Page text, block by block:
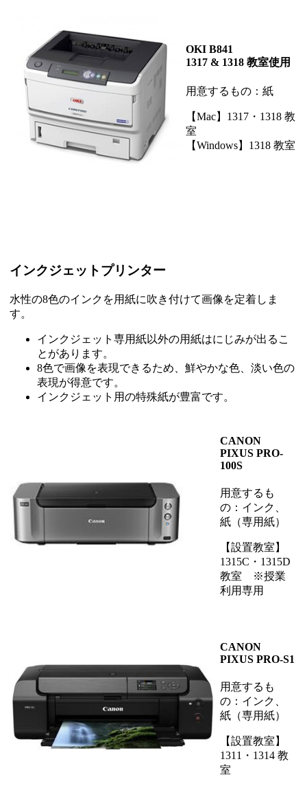
OKI B841
1317 & 1318 教室使用
用意するもの：紙
【Mac】1317・1318 教
室
【Windows】1318 教室
インクジェットプリンター
水性の8色のインクを用紙に吹き付けて画像を定着しま
す。
インクジェット専用紙以外の用紙はにじみが出るこ
とがあります。
8色で画像を表現できるため、鮮やかな色、淡い色の
表現が得意です。
インクジェット用の特殊紙が豊富です。
CANON
PIXUS PRO-
100S
用意するも
の：インク、
紙（専用紙）
【設置教室】
1315C・1315D
教室 ※授業
利用専用
CANON
PIXUS PRO-S1
用意するも
の：インク、
紙（専用紙）
【設置教室】
1311・1314 教
室